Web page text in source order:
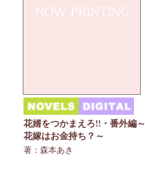
花婿をつかまえろ!!・番外編～
花嫁はお金持ち？～
著：森本あき